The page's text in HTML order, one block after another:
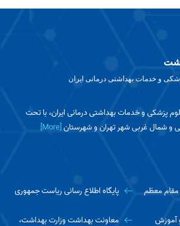
و خدمات بهداشتی درمانی ایران
پزشکی و خدمات بهداشتی درمانی ایران، با تحت
و شمال غربی شهر تهران و شهرستان[More]
مقام معظم
پایگاه اطلاع رسانی ریاست جمهوری
آموزش
معاونت بهداشت وزارت بهداشت،